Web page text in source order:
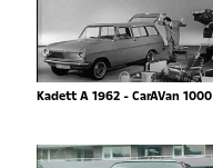
Kadett A 1962 - CarAVan 1000